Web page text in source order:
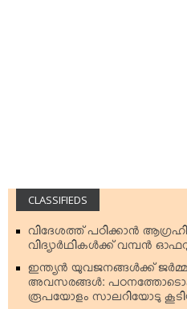
CLASSIFIEDS
വിദേശത്ത് പഠിക്കാന്‍
വിദ്യാര്‍ഥികള്‍ക്ക് വമ്പന്‍
ഇന്ത്യന്‍ യുവജനങ്ങള്‍ക്ക്
അവസരങ്ങള്‍:
രൂപയോളം സാലറിയോടു